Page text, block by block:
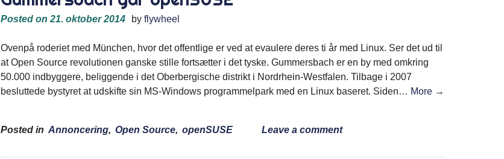
Posted on 21. oktober 2014 byflywheel
Ovenpå roderiet med München, hvor det offentlige er ved at evaulere deres ti år med Linux. Ser det ud til
at Open Source revolutionen ganske stille fortsætter i det tyske. Gummersbach er en by med omkring
50.000 indbyggere, beliggende i det Oberbergische distrikt i Nordrhein-Westfalen. Tilbage i 2007
besluttede bystyret at udskifte sin MS-Windows programmelpark med en Linux baseret. Siden… More →
Posted in Annoncering, Open Source, openSUSE Leave a comment